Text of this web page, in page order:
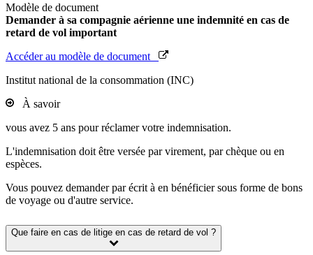
Modèle de document
Demander à sa compagnie aérienne une indemnité en cas de
retard de vol important
Accéder au modèle de document
Institut national de la consommation (INC)
À savoir
vous avez 5 ans pour réclamer votre indemnisation.
L'indemnisation doit être versée par virement, par chèque ou en
espèces.
Vous pouvez demander par écrit à en bénéficier sous forme de bons
de voyage ou d'autre service.
Que faire en cas de litige en cas de retard de vol ?